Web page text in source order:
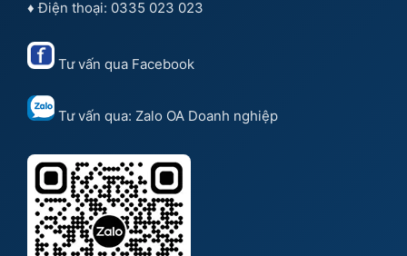
♦ Điện thoại: 0335 023 023
Tư vấn qua Facebook
Tư vấn qua: Zalo OA Doanh nghiệp